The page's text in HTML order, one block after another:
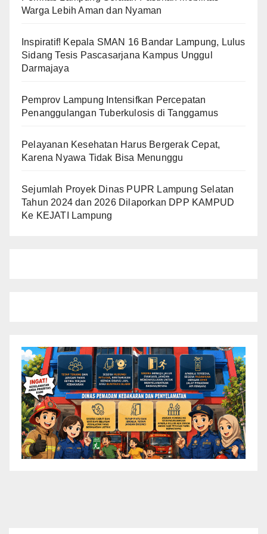
Warga Lebih Aman dan Nyaman
Inspiratif! Kepala SMAN 16 Bandar Lampung, Lulus
Sidang Tesis Pascasarjana Kampus Unggul
Darmajaya
Pemprov Lampung Intensifkan Percepatan
Penanggulangan Tuberkulosis di Tanggamus
Pelayanan Kesehatan Harus Bergerak Cepat,
Karena Nyawa Tidak Bisa Menunggu
Sejumlah Proyek Dinas PUPR Lampung Selatan
Tahun 2024 dan 2026 Dilaporkan DPP KAMPUD
Ke KEJATI Lampung